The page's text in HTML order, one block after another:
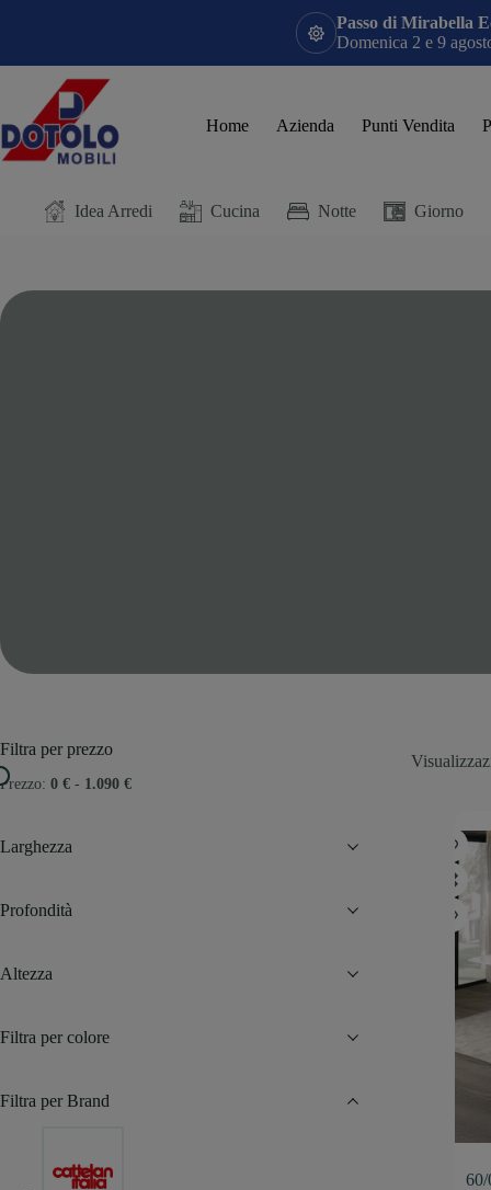
Passo di Mirabella
Domenica 2 e 9
Home Azienda Punti Vendita
Idea Arredi Cucina Notte Giorno
Filtra per prezzo
Prezzo: 0 € - 1.090 €
Larghezza
Profondità
Altezza
Filtra per colore
Filtra per Brand